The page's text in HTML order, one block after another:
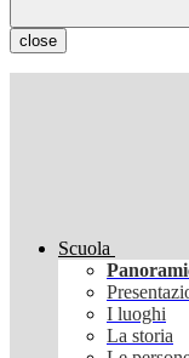
close
Scuola
I luoghi
La storia